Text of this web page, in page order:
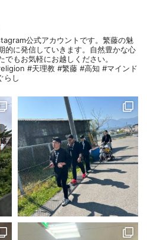
公式アカウントです。繁藤の魅
的に発信していきます。自然豊かな心
もお気軽にお越しください。
#天理教 #繁藤 #高知 #マインド
らし